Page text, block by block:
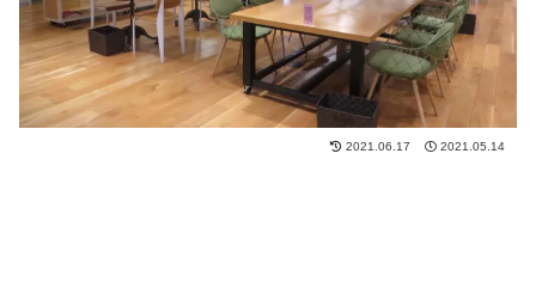
2021.06.17 2021.05.14